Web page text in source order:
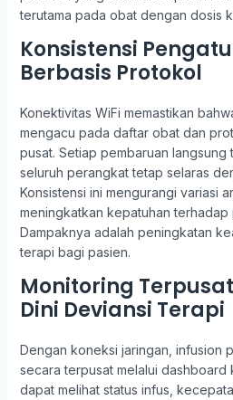
terutama pada obat dengan dosis
Konsistensi
Berbasis Protokol
Konektivitas WiFi memastikan
mengacu pada daftar obat dan
pusat. Setiap pembaruan langsung
seluruh perangkat tetap selaras
Konsistensi ini mengurangi variasi
meningkatkan kepatuhan terhadap
Dampaknya adalah peningkatan
terapi bagi pasien.
Monitoring
Dini Deviansi Terapi
Dengan koneksi jaringan, infusion
secara terpusat melalui dashboard
dapat melihat status infus,